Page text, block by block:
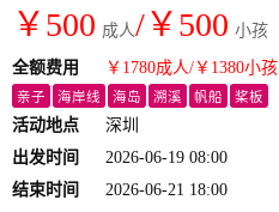
￥500 成人/￥500 小孩
全额费用 ￥1780成人/￥1380小孩
亲子 海岸线 海岛 溯溪 帆船 桨板
活动地点
深圳
出发时间
2026-06-19 08:00
结束时间
2026-06-21 18:00